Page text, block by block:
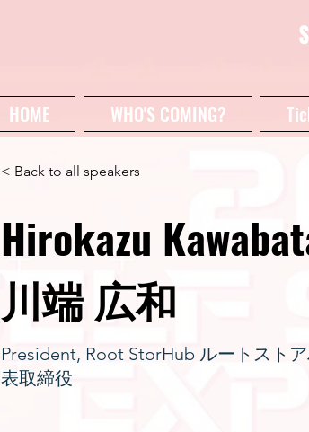
HOME WHO'S COMING?
< Back to all speakers
Hirokazu
川端 広和
President, Root StorHub ルートスト
表取締役